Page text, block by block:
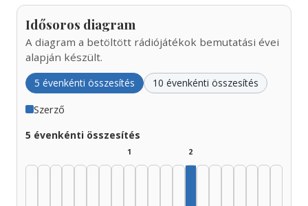
Idősoros diagram
A diagram a betöltött rádiójátékok bemutatási évei
alapján készült.
5 évenkénti összesítés 10 évenkénti összesítés
Szerző
5 évenkénti összesítés
1 2